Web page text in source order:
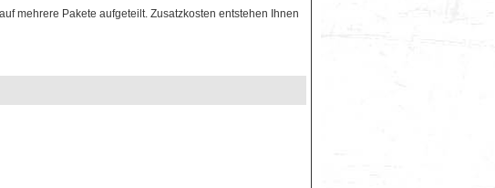
mehrere Pakete aufgeteilt. Zusatzkosten entstehen Ihnen